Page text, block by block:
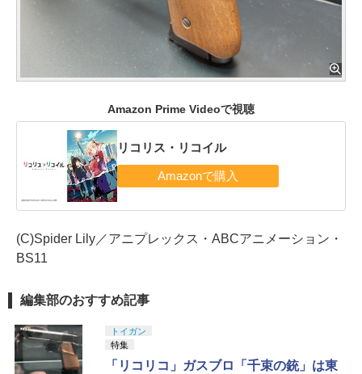
Amazon Prime Videoで視聴
リコリス・リコイル
(C)Spider Lily／アニプレックス・ABCアニメーション・
BS11
編集部のおすすめ記事
トイガン
特集
「リコリコ」ガスブロ「千束の銃」は東